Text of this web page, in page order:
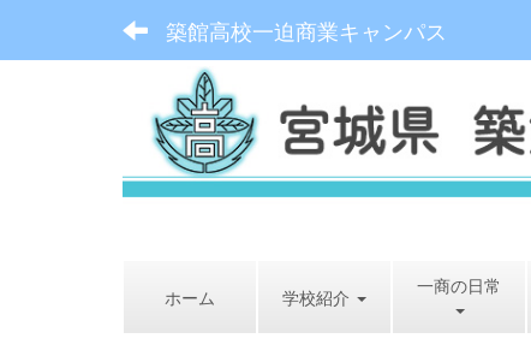
築館高校一迫商業キャンパス
ホーム 学校紹介 一商の日常